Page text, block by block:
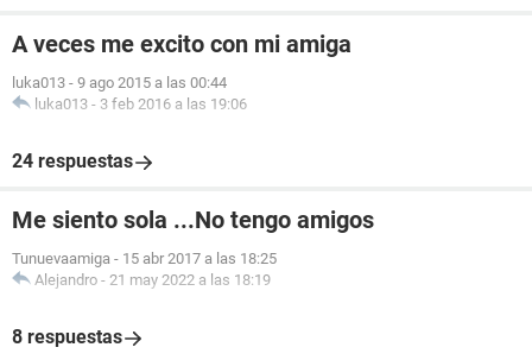
A veces me excito con mi amiga
luka013 - 9 ago 2015 a las 00:44
luka013 - 3 feb 2016 a las 19:06
24 respuestas
Me siento sola ...No tengo amigos
Tunuevaamiga - 15 abr 2017 a las 18:25
Alejandro - 21 may 2022 a las 18:19
8 respuestas